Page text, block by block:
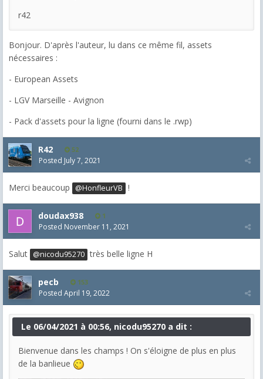
r42
Bonjour. D'après l'auteur, lu dans ce même fil, assets
nécessaires :
- European Assets
- LGV Marseille - Avignon
- Pack d'assets pour la ligne (fourni dans le .rwp)
R42 52
Posted July 7, 2021
Merci beaucoup @HonfleurVB !
doudax938 1
Posted November 11, 2021
Salut @nicodu95270 très belle ligne H
pecb 153
Posted April 19, 2022
Le 06/04/2021 à 00:56, nicodu95270 a dit :
Bienvenue dans les champs ! On s'éloigne de plus en plus
de la banlieue